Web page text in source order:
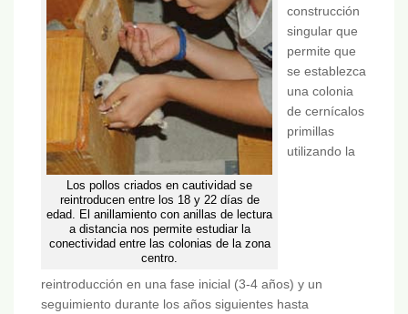
Los pollos criados en cautividad se
reintroducen entre los 18 y 22 días de
edad. El anillamiento con anillas de lectura
a distancia nos permite estudiar la
conectividad entre las colonias de la zona
centro.
construcción
singular que
permite que
se establezca
una colonia
de cernícalos
primillas
utilizando la
reintroducción en una fase inicial (3-4 años) y un
seguimiento durante los años siguientes hasta